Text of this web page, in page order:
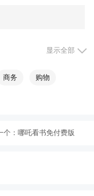
获取巨大的人脉资
度，让营销推广更
务
平台，刷搜索量关
一键收获客源，自
显示全部
商务 购物
个： 哪吒看书免付费版